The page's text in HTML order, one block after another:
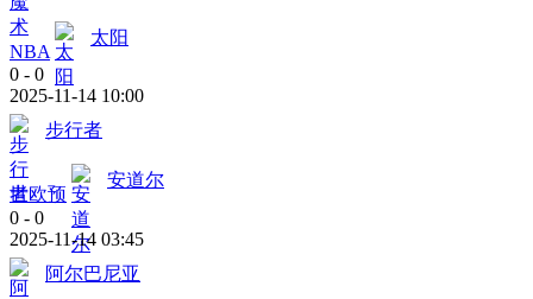
NBA
太阳
0 - 0
2025-11-14 10:00
步行者
世欧预
安道尔
0 - 0
2025-11-14 03:45
阿尔巴尼亚